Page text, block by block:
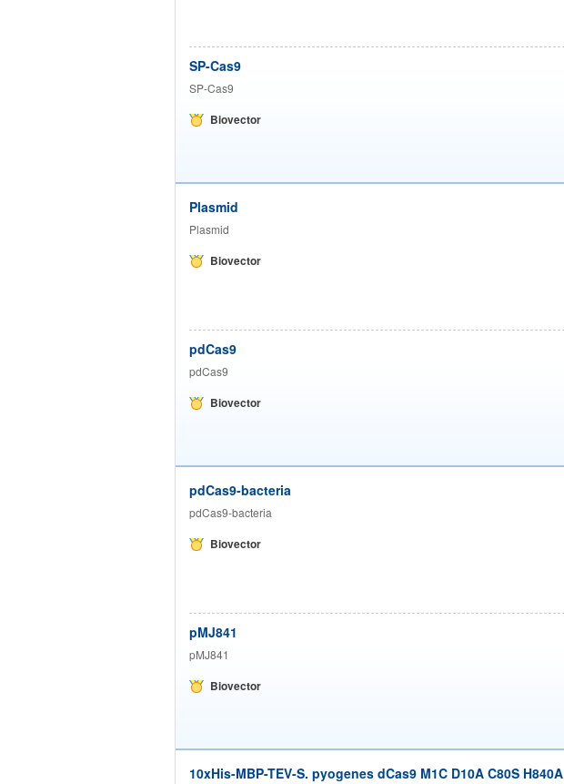
SP-Cas9
SP-Cas9
Biovector
Plasmid
Plasmid
Biovector
pdCas9
pdCas9
Biovector
pdCas9-bacteria
pdCas9-bacteria
Biovector
pMJ841
pMJ841
Biovector
10xHis-MBP-TEV-S. pyogenes dCas9 M1C D10A C80S H840A